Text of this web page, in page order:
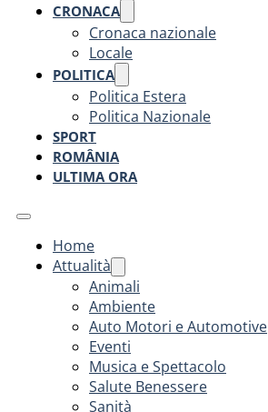
CRONACA
Cronaca nazionale
Locale
POLITICA
Politica Estera
Politica Nazionale
SPORT
ROMÂNIA
ULTIMA ORA
Home
Attualità
Animali
Ambiente
Auto Motori e Automotive
Eventi
Musica e Spettacolo
Salute Benessere
Sanità